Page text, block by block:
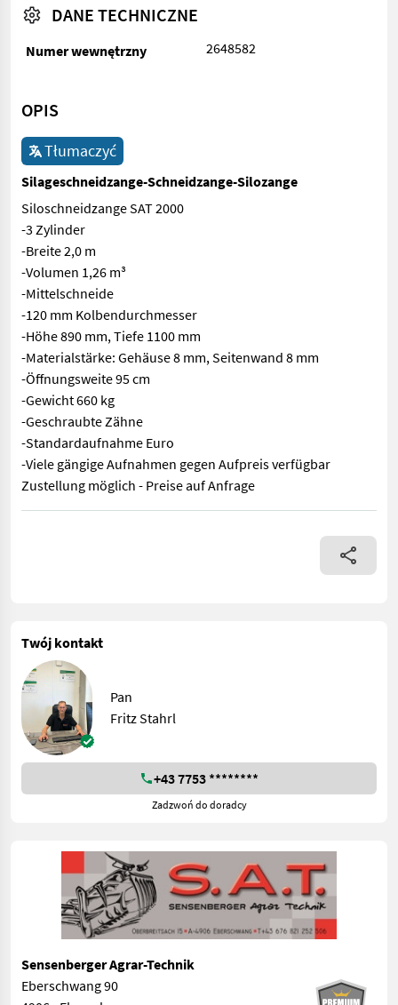
DANE TECHNICZNE
Numer wewnętrzny 2648582
OPIS
Tłumaczyć
Silageschneidzange-Schneidzange-Silozange
Siloschneidzange SAT 2000
-3 Zylinder
-Breite 2,0 m
-Volumen 1,26 m³
-Mittelschneide
-120 mm Kolbendurchmesser
-Höhe 890 mm, Tiefe 1100 mm
-Materialstärke: Gehäuse 8 mm, Seitenwand 8 mm
-Öffnungsweite 95 cm
-Gewicht 660 kg
-Geschraubte Zähne
-Standardaufnahme Euro
-Viele gängige Aufnahmen gegen Aufpreis verfügbar
Zustellung möglich - Preise auf Anfrage
Siloschneidzange SAT 2000 -3 Zylinder -Breite 2,0 m -
Twój kontakt
Pan
Fritz Stahrl
+43 7753 ********
Zadzwoń do doradcy
Sensenberger Agrar-Technik
Eberschwang 90